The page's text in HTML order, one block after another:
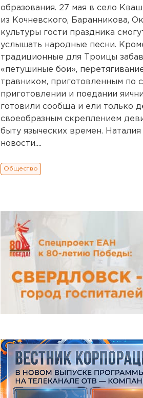
образования. 27 мая в село
из Кочневского, Баранникова,
культуры гости праздника
услышать народные песни.
традиционные для Троицы
«петушиные бои»,
травником, приготовленным по
приготовлении и поедании
готовили сообща и ели только
своеобразным скреплением
быту языческих времен.
новости....
Общество